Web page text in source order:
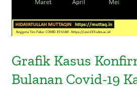
Grafik Kasus
Bulanan Covid-19